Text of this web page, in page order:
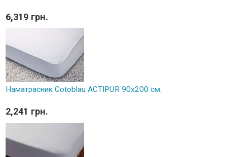
6,319 грн.
Наматрасник Cotoblau ACTIPUR 90х200 см.
2,241 грн.